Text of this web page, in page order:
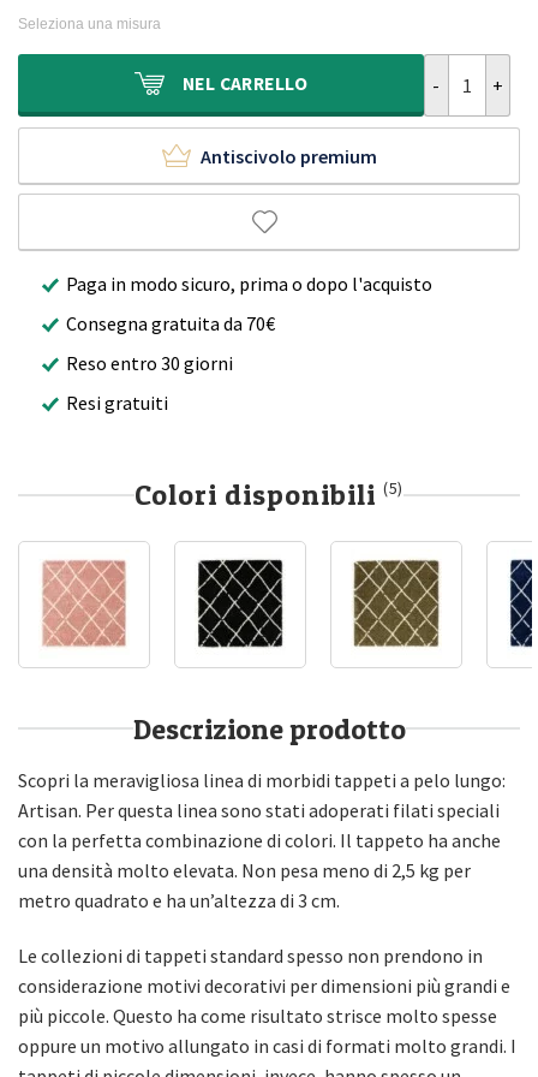
300,00€.
209,90€.
Seleziona una misura
NEL CARRELLO
Antiscivolo premium
Paga in modo sicuro, prima o dopo l'acquisto
Consegna gratuita da 70€
Reso entro 30 giorni
Resi gratuiti
Colori disponibili (5)
Descrizione prodotto
Scopri la meravigliosa linea di morbidi tappeti a pelo lungo:
Artisan. Per questa linea sono stati adoperati filati speciali
con la perfetta combinazione di colori. Il tappeto ha anche
una densità molto elevata. Non pesa meno di 2,5 kg per
metro quadrato e ha un’altezza di 3 cm.
Le collezioni di tappeti standard spesso non prendono in
considerazione motivi decorativi per dimensioni più grandi e
più piccole. Questo ha come risultato strisce molto spesse
oppure un motivo allungato in casi di formati molto grandi. I